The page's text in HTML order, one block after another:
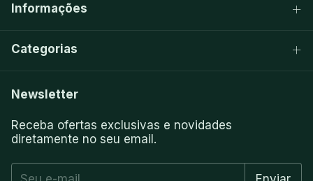
Informações
Categorias
Newsletter
Receba ofertas exclusivas e novidades
diretamente no seu email.